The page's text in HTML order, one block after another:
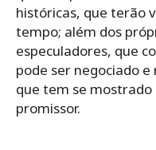
históricas, que terão
tempo; além dos
especuladores, que
pode ser negociado
que tem se
promissor.